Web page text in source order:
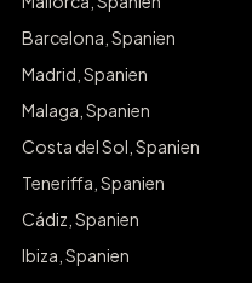
Barcelona, Spanien
Madrid, Spanien
Malaga, Spanien
Costa del Sol, Spanien
Teneriffa, Spanien
Cádiz, Spanien
Ibiza, Spanien